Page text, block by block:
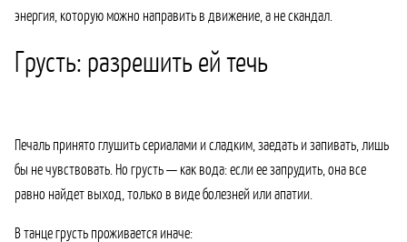
энергия, которую можно направить в движение, а не скандал.
Грусть: разрешить ей течь
Печаль принято глушить сериалами и сладким, заедать и запивать, лишь
бы не чувствовать. Но грусть — как вода: если ее запрудить, она все
равно найдет выход, только в виде болезней или апатии.
В танце грусть проживается иначе: